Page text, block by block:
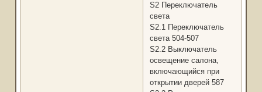
S2 Переключатель
света
S2.1 Переключатель
света 504-507
S2.2 Выключатель
освещение салона,
включающийся при
открытии дверей 587